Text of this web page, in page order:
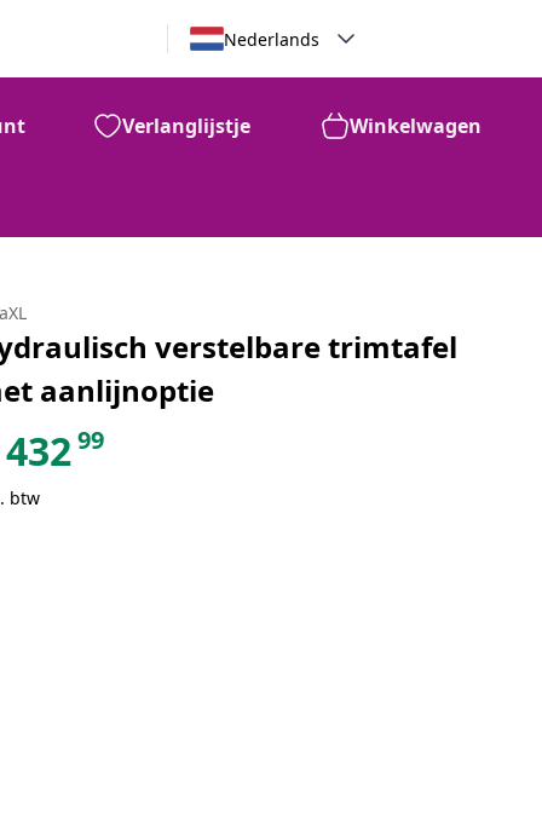
Nederlands
Verlanglijstje Winkelwagen
verstelbare trimtafel
aanlijnoptie
43299
btw